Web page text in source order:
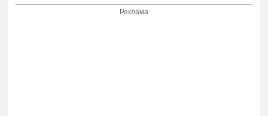
Реклама